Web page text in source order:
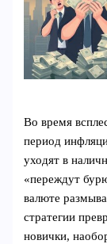
Во время
период
уходят в
«переждут
валюте
стратегии
новички,